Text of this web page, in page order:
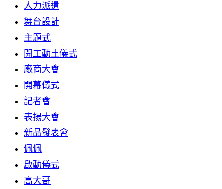
人力派遣
舞台設計
主題式
開工動土儀式
廠商大會
開幕儀式
記者會
表揚大會
新品發表會
佩佩
啟動儀式
高大哥